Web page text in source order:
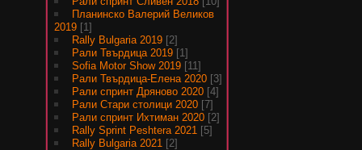
Планинско Валерий Великов
2019 [1]
Rally Bulgaria 2019 [2]
Рали Твърдица 2019 [1]
Sofia Motor Show 2019 [11]
Рали Твърдица-Елена 2020 [3]
Рали спринт Дряново 2020 [4]
Рали Стари столици 2020 [7]
Рали спринт Ихтиман 2020 [2]
Rally Sprint Peshtera 2021 [5]
Rally Bulgaria 2021 [2]